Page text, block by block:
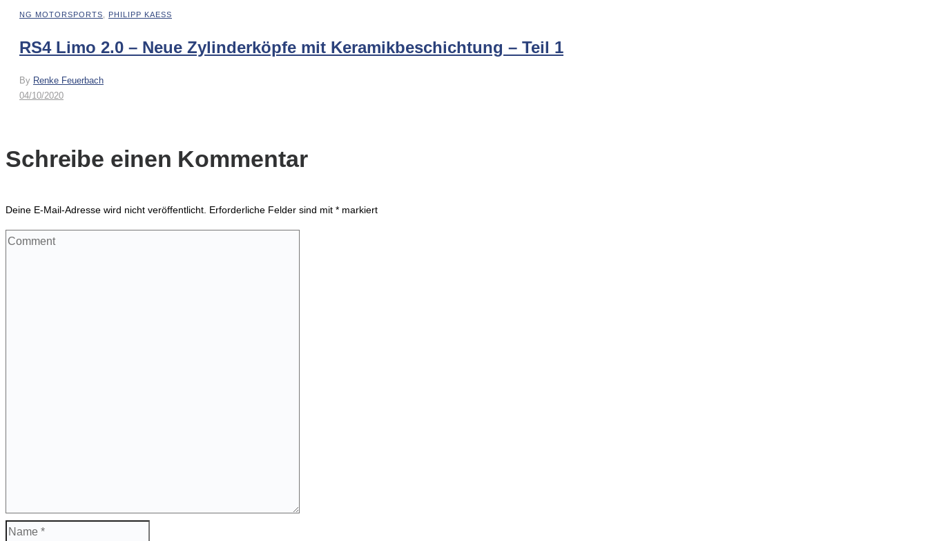
NG MOTORSPORTS PHILIPP KAESS
RS4 Limo 2.0 – Neue Zylinderköpfe mit Keramikbeschichtung – Teil 1
By Renke Feuerbach
04/10/2020
Schreibe einen Kommentar
Deine E-Mail-Adresse wird nicht veröffentlicht. Erforderliche Felder sind mit * markiert